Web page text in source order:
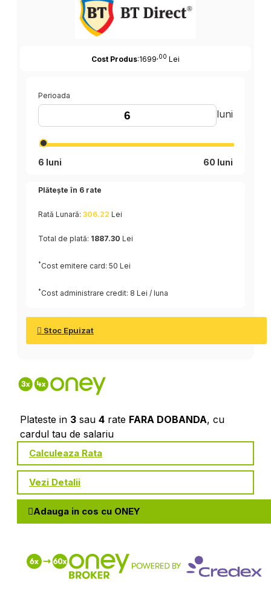
Cost Produs:1699 ,00 Lei
Perioada
luni
6 luni 60 luni
Plătește în 6 rate
Rată Lunară: 306.22 Lei
Total de plată: 1887.30 Lei
* Cost emitere card: 50 Lei
* Cost administrare credit: 8 Lei / luna
Stoc Epuizat
Plateste in 3 sau 4 rate FARA DOBANDA, cu
cardul tau de salariu
Calculeaza Rata
Vezi Detalii
Adauga in cos cu ONEY